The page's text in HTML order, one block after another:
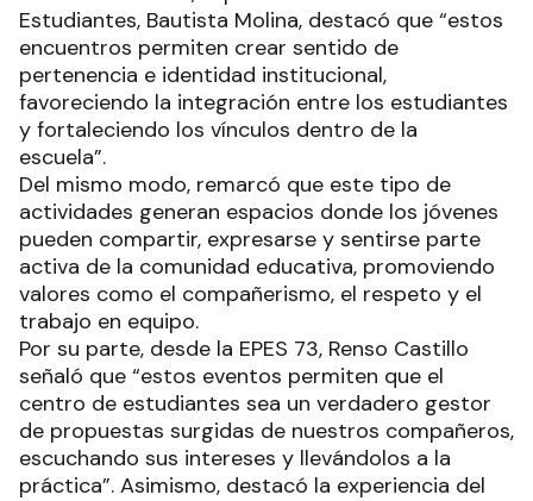
Estudiantes, Bautista Molina, destacó que “estos
encuentros permiten crear sentido de
pertenencia e identidad institucional,
favoreciendo la integración entre los estudiantes
y fortaleciendo los vínculos dentro de la
escuela”.
Del mismo modo, remarcó que este tipo de
actividades generan espacios donde los jóvenes
pueden compartir, expresarse y sentirse parte
activa de la comunidad educativa, promoviendo
valores como el compañerismo, el respeto y el
trabajo en equipo.
Por su parte, desde la EPES 73, Renso Castillo
señaló que “estos eventos permiten que el
centro de estudiantes sea un verdadero gestor
de propuestas surgidas de nuestros compañeros,
escuchando sus intereses y llevándolos a la
práctica”. Asimismo, destacó la experiencia del